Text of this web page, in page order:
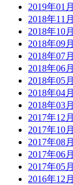
2019年01月
2018年11月
2018年10月
2018年09月
2018年07月
2018年06月
2018年05月
2018年04月
2018年03月
2017年12月
2017年10月
2017年08月
2017年06月
2017年05月
2016年12月